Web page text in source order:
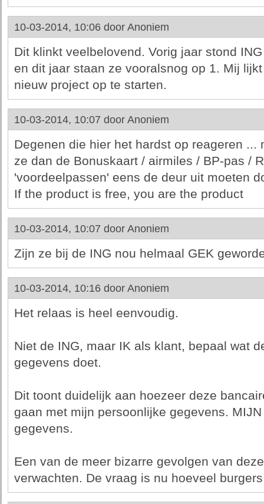
10-03-2014, 10:06 door Anoniem
Dit klinkt veelbelovend. Vorig jaar stond
en dit jaar staan ze vooralsnog op 1. Mij
nieuw project op te starten.
10-03-2014, 10:07 door Anoniem
Degenen die hier het hardst op reageren
ze dan de Bonuskaart / airmiles / BP-pas /
'voordeelpassen' eens de deur uit moeten
If the product is free, you are the product
10-03-2014, 10:07 door Anoniem
Zijn ze bij de ING nou helmaal GEK
10-03-2014, 10:16 door Anoniem
Het relaas is heel eenvoudig.
Niet de ING, maar IK als klant, bepaal wat
gegevens doet.
Dit toont duidelijk aan hoezeer deze
gaan met mijn persoonlijke gegevens.
gegevens.
Een van de meer bizarre gevolgen van
verwachten. De vraag is nu hoeveel